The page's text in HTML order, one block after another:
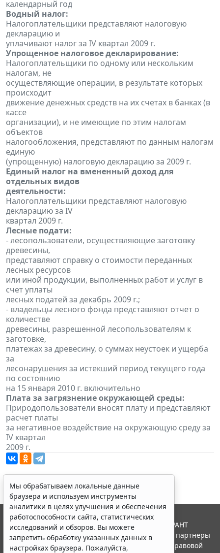
календарный год
Водный налог:
Налогоплательщики представляют налоговую
декларацию и
уплачивают налог за IV квартал 2009 г.
Упрощенное налоговое декларирование:
Налогоплательщики по одному или нескольким
налогам, не
осуществляющие операции, в результате которых
происходит
движение денежных средств на их счетах в банках (в
кассе
организации), и не имеющие по этим налогам
объектов
налогообложения, представляют по данным налогам
единую
(упрощенную) налоговую декларацию за 2009 г.
Единый налог на вмененный доход для
отдельных видов
деятельности:
Налогоплательщики представляют налоговую
декларацию за IV
квартал 2009 г.
Лесные подати:
- лесопользователи, осуществляющие заготовку
древесины,
представляют справку о стоимости переданных
лесных ресурсов
или иной продукции, выполненных работ и услуг в
счет уплаты
лесных податей за декабрь 2009 г.;
- владельцы лесного фонда представляют отчет о
количестве
древесины, разрешенной лесопользователям к
заготовке,
платежах за древесину, о суммах неустоек и ущерба
за
лесонарушения за истекший период текущего года
по состоянию
на 15 января 2010 г. включительно
Плата за загрязнение окружающей среды:
Природопользователи вносят плату и представляют
расчет платы
за негативное воздействие на окружающую среду за
IV квартал
2009 г.
Мы обрабатываем локальные данные
браузера и используем инструменты
аналитики в целях улучшения и обеспечения
работоспособности сайта, статистических
исследований и обзоров. Вы можете
запретить обработку указанных данных в
настройках браузера. Пожалуйста,
© ООО "НПП "ГАРАНТ-СЕРВИС", 2026. Система ГАРАНТ
выпускается с 1990 года. Компания "Гарант" и ее партнеры
являются участниками Российской ассоциации правовой